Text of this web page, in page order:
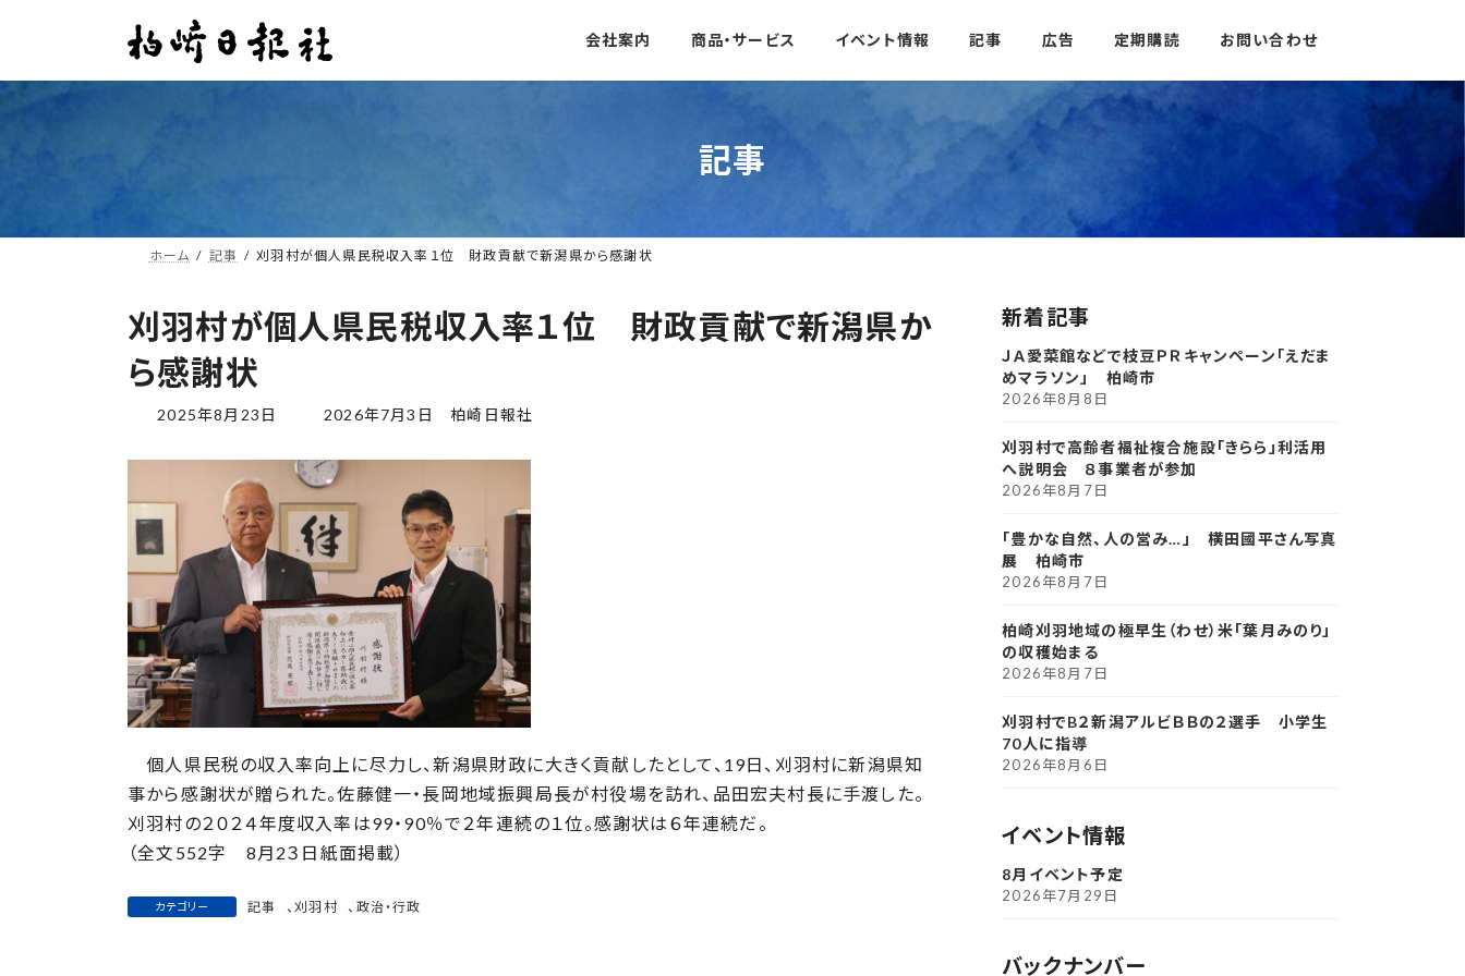
ン
ー
会社案内 商品・サービス イベント情報 記事 広告 定期購読 お問い合わせ
記事
ホーム 記事 刈羽村が個人県民税収入率１位 財政貢献で新潟県から感謝状
刈羽村が個人県民税収入率１位 財政貢献で新潟県か
ら感謝状
2025年8月23日
最
更
新
日
時
:
2026年7月3日 柏崎日報社
個人県民税の収入率向上に尽力し、新潟県財政に大きく貢献したとして、19日、刈羽村に新潟県知
事から感謝状が贈られた。佐藤健一・長岡地域振興局長が村役場を訪れ、品田宏夫村長に手渡した。
刈羽村の２０２４年度収入率は99・90％で２年連続の１位。感謝状は６年連続だ。
（全文552字 8月2３日紙面掲載）
カテゴリー 記事 、刈羽村 、 政治・行政
新着記事
ＪＡ愛菜館などで枝豆ＰＲキャンペーン「えだま
めマラソン」 柏崎市
2026年8月8日
刈羽村で高齢者福祉複合施設「きらら」利活用
へ説明会 ８事業者が参加
2026年8月7日
「豊かな自然、人の営み…」 横田國平さん写真
展 柏崎市
2026年8月7日
柏崎刈羽地域の極早生（わせ）米「葉月みのり」
の収穫始まる
2026年8月7日
刈羽村でB２新潟アルビＢＢの２選手 小学生
70人に指導
2026年8月6日
イベント情報
8月イベント予定
2026年7月29日
バックナンバー